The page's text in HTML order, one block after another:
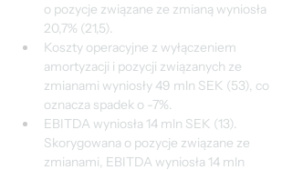
o pozycje związane ze zmianą wyniosła
20,7% (21,5).
Koszty operacyjne z wyłączeniem
amortyzacji i pozycji związanych ze
zmianami wyniosły 49 mln SEK (53), co
oznacza spadek o -7%.
EBITDA wyniosła 14 mln SEK (13).
Skorygowana o pozycje związane ze
zmianami, EBITDA wyniosła 14 mln